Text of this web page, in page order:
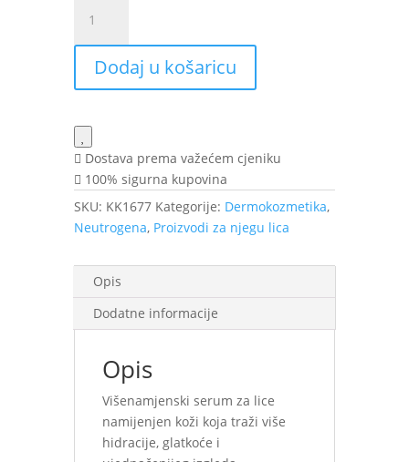
Hydro
Boost
Niacinamid
serum
lice
30
ml
količina
Dodaj u košaricu
Dostava prema važećem cjeniku
100% sigurna kupovina
SKU: KK1677 Kategorije: Dermokozmetika,
Neutrogena, Proizvodi za njegu lica
Opis
Dodatne informacije
Opis
Višenamjenski serum za lice
namijenjen koži koja traži više
hidracije, glatkoće i